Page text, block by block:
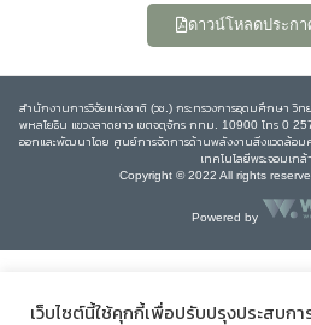
ดาวน์โหลดประก
สำนักงานการวิจัยแห่งชาติ (วช.) กระทรวงการอุดมศึกษา วิ
พหลโยธิน แขวงลาดยาว เขตจตุจักร กทม. 10900 โทร 0
ออกและพัฒนาโดย ศูนย์การจัดการด้านพลังงานสิ่งแวดล้อม
เทคโนโลยีพระจอมเกล้
Copyright © 2022 All rights
Powered by
เว็บไซต์นี้ใช้คุกกี้เพื่อปรับปรุงประสบก